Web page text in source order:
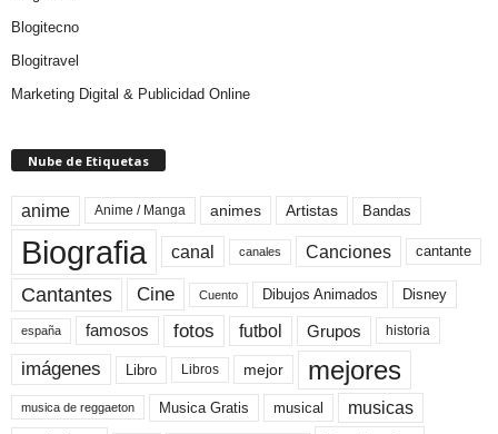
Blogitecno
Blogitravel
Marketing Digital & Publicidad Online
Nube de Etiquetas
anime Anime / Manga animes Artistas Bandas
Biografia canal canales Canciones cantante
Cantantes Cine Cuento Dibujos Animados Disney
españa famosos fotos futbol Grupos historia
imágenes Libro Libros mejor mejores
musica de reggaeton Musica Gratis musical musicas